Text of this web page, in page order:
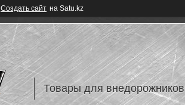
Создать сайт на Satu.kz
Товары для внедорожников